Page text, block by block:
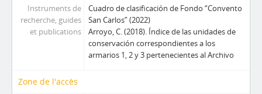
Instruments de
recherche, guides
et publications
Cuadro de clasificación de Fondo “Convento
San Carlos” (2022)
Arroyo, C. (2018). Índice de las unidades de
conservación correspondientes a los
armarios 1, 2 y 3 pertenecientes al Archivo
Zone de l'accès